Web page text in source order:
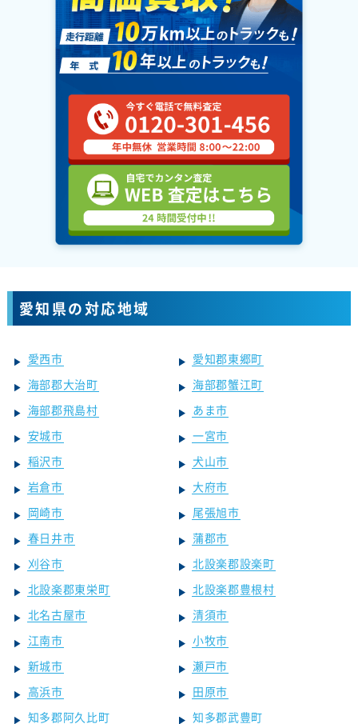
愛知県の対応地域
愛西市
愛知郡東郷町
海部郡大治町
海部郡蟹江町
海部郡飛島村
あま市
安城市
一宮市
稲沢市
犬山市
岩倉市
大府市
岡崎市
尾張旭市
春日井市
蒲郡市
刈谷市
北設楽郡設楽町
北設楽郡東栄町
北設楽郡豊根村
北名古屋市
清須市
江南市
小牧市
新城市
瀬戸市
高浜市
田原市
知多郡阿久比町
知多郡武豊町